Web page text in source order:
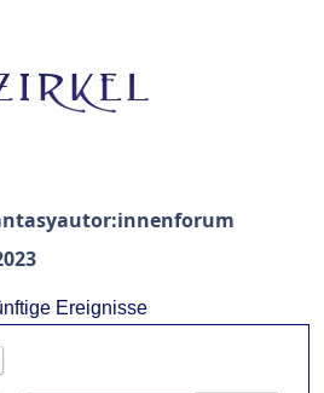
Ereignisse